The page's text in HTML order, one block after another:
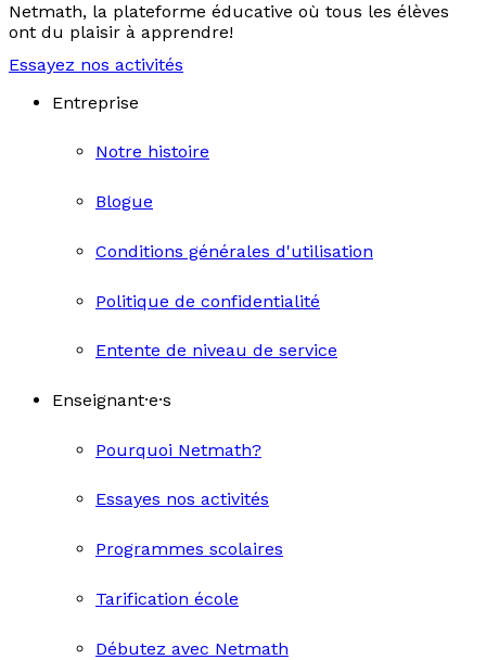
Netmath, la plateforme éducative où tous les élèves
ont du plaisir à apprendre!
Essayez nos activités
Entreprise
Notre histoire
Blogue
Conditions générales d'utilisation
Politique de confidentialité
Entente de niveau de service
Enseignant·e·s
Pourquoi Netmath?
Essayes nos activités
Programmes scolaires
Tarification école
Débutez avec Netmath